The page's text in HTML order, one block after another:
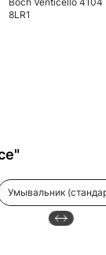
8LR1
умывальник